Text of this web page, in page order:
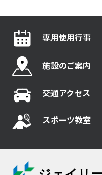
専用使用行事
施設のご案内
交通アクセス
スポーツ教室